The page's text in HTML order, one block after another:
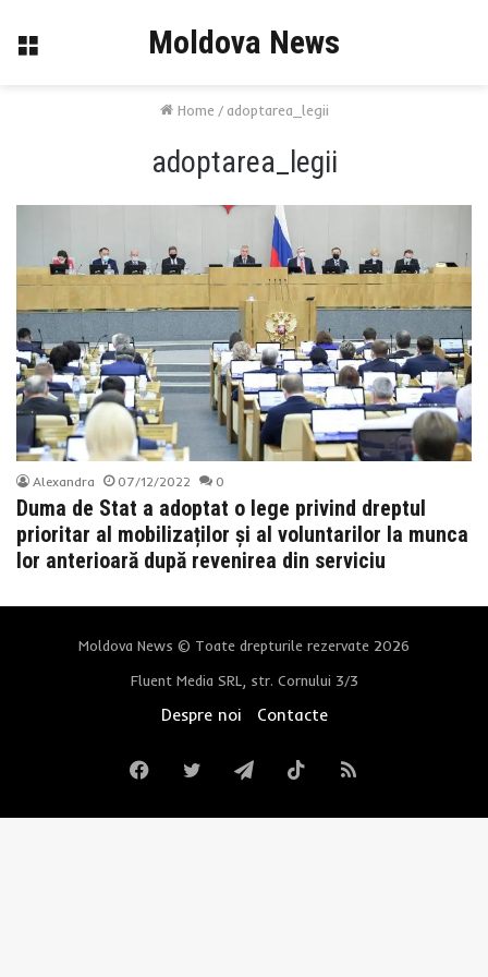
Menu Moldova News
Home / adoptarea_legii
adoptarea_legii
Alexandra 07/12/2022 0
Duma de Stat a adoptat o lege privind dreptul
prioritar al mobilizaților și al voluntarilor la munca
lor anterioară după revenirea din serviciu
Moldova News © Toate drepturile rezervate 2026
Fluent Media SRL, str. Cornului 3/3
Despre noi Contacte
FacebookTwitterTelegramTikTokRSS